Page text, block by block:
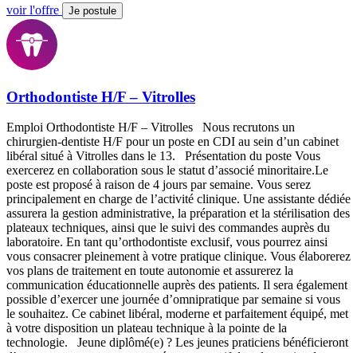
voir l'offre Je postule
Orthodontiste H/F – Vitrolles
Emploi Orthodontiste H/F – Vitrolles Nous recrutons un
chirurgien-dentiste H/F pour un poste en CDI au sein d’un cabinet
libéral situé à Vitrolles dans le 13. Présentation du poste Vous
exercerez en collaboration sous le statut d’associé minoritaire.Le
poste est proposé à raison de 4 jours par semaine. Vous serez
principalement en charge de l’activité clinique. Une assistante dédiée
assurera la gestion administrative, la préparation et la stérilisation des
plateaux techniques, ainsi que le suivi des commandes auprès du
laboratoire. En tant qu’orthodontiste exclusif, vous pourrez ainsi
vous consacrer pleinement à votre pratique clinique. Vous élaborerez
vos plans de traitement en toute autonomie et assurerez la
communication éducationnelle auprès des patients. Il sera également
possible d’exercer une journée d’omnipratique par semaine si vous
le souhaitez. Ce cabinet libéral, moderne et parfaitement équipé, met
à votre disposition un plateau technique à la pointe de la
technologie. Jeune diplômé(e) ? Les jeunes praticiens bénéficieront